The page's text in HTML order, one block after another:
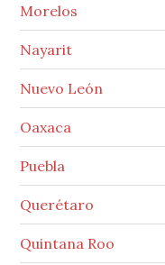
Morelos
Nayarit
Nuevo León
Oaxaca
Puebla
Querétaro
Quintana Roo